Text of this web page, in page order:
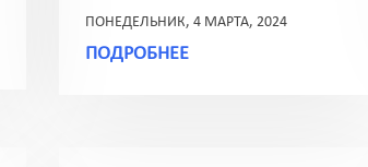
ПОНЕДЕЛЬНИК, 4 МАРТА, 2024
ПОДРОБНЕЕ